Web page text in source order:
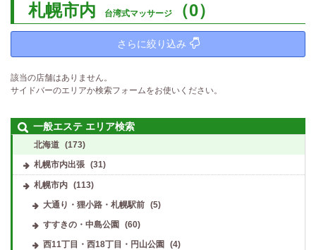
札幌市内 台湾式マッサージ （0）
さらに絞り込み
該当の店舗はありません。
サイドバーのエリアか検索フォームをお使いください。
一般エステ エリア検索
北海道 (173)
札幌市内出張 (31)
札幌市内 (113)
大通り・狸小路・札幌駅前
(5)
すすきの・中島公園
(60)
西11丁目・西18丁目・円山公園
(4)